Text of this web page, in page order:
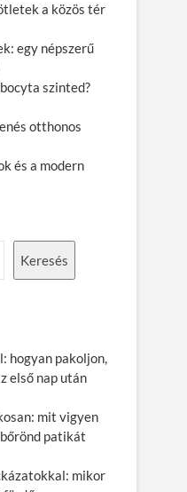
a közös tér
egy népszerű
szinted?
otthonos
és a modern
Keresés
hogyan pakoljon,
első nap után
mit vigyen
patikát
mikor